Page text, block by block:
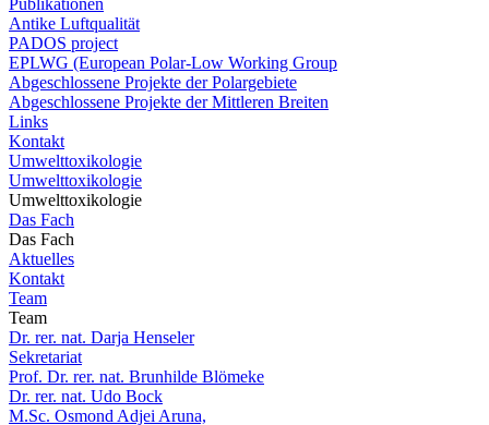
Publikationen
Antike Luftqualität
PADOS project
EPLWG (European Polar-Low Working Group
Abgeschlossene Projekte der Polargebiete
Abgeschlossene Projekte der Mittleren Breiten
Links
Kontakt
Umwelttoxikologie
Umwelttoxikologie
Umwelttoxikologie
Das Fach
Das Fach
Aktuelles
Kontakt
Team
Team
Dr. rer. nat. Darja Henseler
Sekretariat
Prof. Dr. rer. nat. Brunhilde Blömeke
Dr. rer. nat. Udo Bock
M.Sc. Osmond Adjei Aruna,